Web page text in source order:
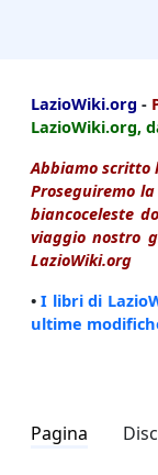
LazioWiki.org -
LazioWiki.org,
Abbiamo scritto
Proseguiremo
biancoceleste
viaggio nostro
LazioWiki.org
•I libri di
ultime
Pagina